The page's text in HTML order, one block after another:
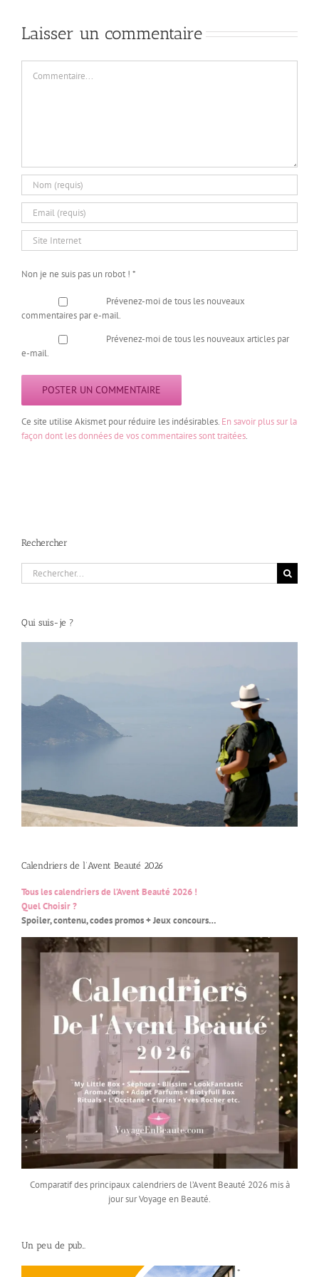
Laisser un commentaire
Non je ne suis pas un robot ! *
Prévenez-moi de tous les nouveaux
commentaires par e-mail.
Prévenez-moi de tous les nouveaux articles par
e-mail.
Ce site utilise Akismet pour réduire les indésirables. En savoir plus sur la
façon dont les données de vos commentaires sont traitées.
Rechercher
Rechercher:
Qui suis-je ?
Calendriers de l’Avent Beauté 2026
Tous les calendriers de l’Avent Beauté 2026 !
Quel Choisir ?
Spoiler, contenu, codes promos + Jeux concours…
Comparatif des principaux calendriers de l’Avent Beauté 2026 mis à
jour sur Voyage en Beauté.
Un peu de pub…
*